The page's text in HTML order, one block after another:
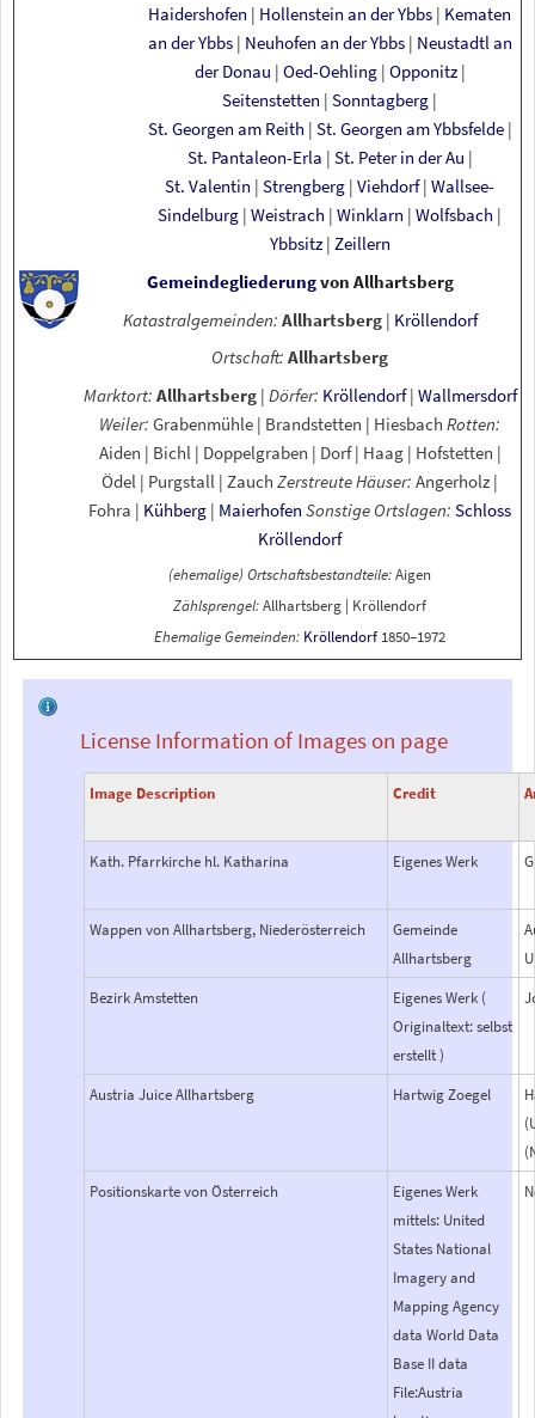
Haidershofen | Hollenstein an der Ybbs | Kematen
an der Ybbs | Neuhofen an der Ybbs | Neustadtl an
der Donau | Oed-Oehling | Opponitz |
Seitenstetten | Sonntagberg |
St. Georgen am Reith | St. Georgen am Ybbsfelde |
St. Pantaleon-Erla | St. Peter in der Au |
St. Valentin | Strengberg | Viehdorf | Wallsee-
Sindelburg | Weistrach | Winklarn | Wolfsbach |
Ybbsitz | Zeillern
Gemeindegliederungvon Allhartsberg
Katastralgemeinden: Allhartsberg | Kröllendorf
Ortschaft: Allhartsberg
Marktort: Allhartsberg | Dörfer: Kröllendorf | Wallmersdorf
Weiler: Grabenmühle | Brandstetten | Hiesbach Rotten:
Aiden | Bichl | Doppelgraben | Dorf | Haag | Hofstetten |
Ödel | Purgstall | Zauch Zerstreute Häuser: Angerholz |
Fohra | Kühberg | Maierhofen Sonstige Ortslagen: Schloss
Kröllendorf
(ehemalige) Ortschaftsbestandteile: Aigen
Zählsprengel: Allhartsberg
Kröllendorf
Ehemalige Gemeinden: Kröllendorf 1850–1972
License Information of Images on page
Image Description Credit
Kath. Pfarrkirche hl. Katharina Eigenes Werk
Wappen von Allhartsberg, Niederösterreich
Gemeinde
Allhartsberg
Bezirk Amstetten
Eigenes Werk (
Originaltext: selbst
erstellt )
Austria Juice Allhartsberg Hartwig Zoegel
Positionskarte von Österreich
Eigenes Werk
mittels: United
States National
Imagery and
Mapping Agency
data World Data
Base II data
File:Austria